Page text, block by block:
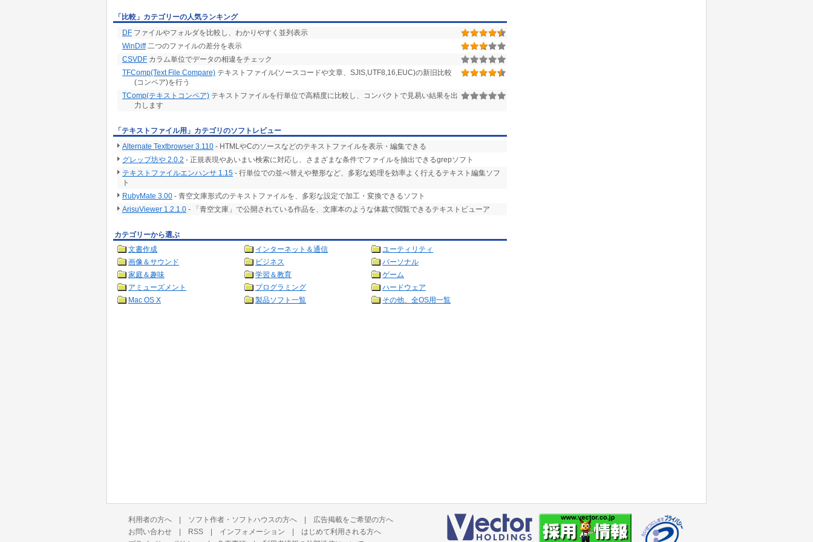
「比較」カテゴリーの人気ランキング
DF ファイルやフォルダを比較し、わかりやすく並列表示
WinDiff二つのファイルの差分を表示
CSVDF カラム単位でデータの相違をチェック
TFComp(Text File Compare) テキストファイル(ソースコードや文章、SJIS,UTF8,16,EUC)の新旧比較
(コンペア)を行う
TComp(テキストコンペア) テキストファイルを行単位で高精度に比較し、コンパクトで見易い結果を出
力します
「テキストファイル用」カテゴリのソフトレビュー
Alternate Textbrowser 3.110 - HTMLやCのソースなどのテキストファイルを表示・編集できる
グレップ坊や 2.0.2 - 正規表現やあいまい検索に対応し、さまざまな条件でファイルを抽出できるgrepソフト
テキストファイルエンハンサ 1.15 - 行単位での並べ替えや整形など、多彩な処理を効率よく行えるテキスト編集ソフ
ト
RubyMate 3.00 - 青空文庫形式のテキストファイルを、多彩な設定で加工・変換できるソフト
ArisuViewer 1.2.1.0 - 「青空文庫」で公開されている作品を、文庫本のような体裁で閲覧できるテキストビューア
カテゴリーから選ぶ
文書作成
インターネット＆通信
ユーティリティ
画像＆サウンド
ビジネス
パーソナル
家庭＆趣味
学習＆教育
ゲーム
アミューズメント
プログラミング
ハードウェア
Mac OS X
製品ソフト一覧 その他、全OS用一覧
利用者の方へ | ソフト作者・ソフトハウスの方へ | 広告掲載をご希望の方へ
お問い合わせ | RSS | インフォメーション | はじめて利用される方へ